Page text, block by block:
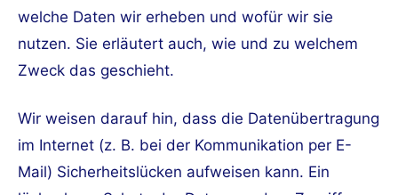
welche Daten wir erheben und wofür wir sie
nutzen. Sie erläutert auch, wie und zu welchem
Zweck das geschieht.
Wir weisen darauf hin, dass die Datenübertragung
im Internet (z. B. bei der Kommunikation per E-
Mail) Sicherheitslücken aufweisen kann. Ein